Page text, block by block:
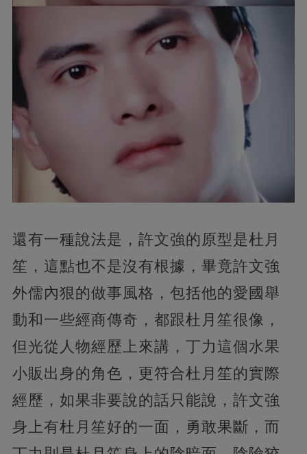
還有一種說法是，許文強的原型是杜月
笙，這點也不是沒有根據，畢竟許文強
外儒內狠的做事風格，包括他的愛國舉
動和一些經商傳奇，都跟杜月笙很像，
但光從人物經歷上來講，丁力這個水果
小販出身的角色，更符合杜月笙的實際
經歷，如果非要說的話只能說，許文強
身上有杜月笙好的一面，勇敢果斷，而